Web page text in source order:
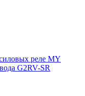
реле MY
G2RV-SR